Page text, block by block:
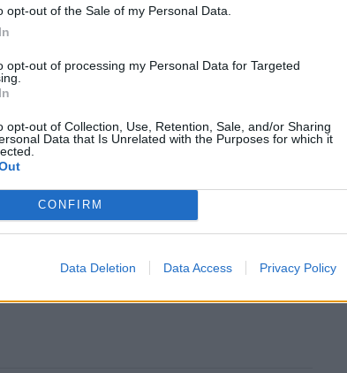
opt-out of the Sale of my Personal Data.
opt-out of processing my Personal Data for Targeted
opt-out of Collection, Use, Retention, Sale, and/or Sharing
Data that Is Unrelated with the Purposes for which it
CONFIRM
Data Deletion Data Access Privacy Policy